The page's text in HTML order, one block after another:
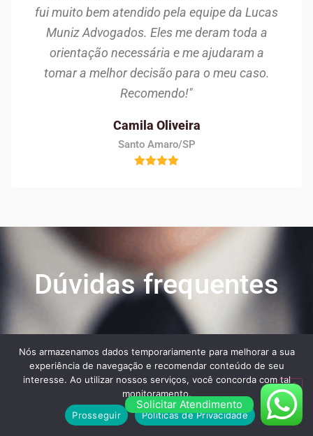
fui muito bem atendido pela equipe da Lucas
Muniz Advogados. Eles me deram toda a
orientação necessária e me ajudaram a
tomar a melhor decisão para o meu caso.
Recomendo!"
Camila Oliveira
Santo Amaro/SP
Dúvidas frequentes
clientes ao contratar os nossos serviços:
Solicitar Atendimento
Nós armazenamos dados temporariamente para melhorar a sua
experiência de navegação e recomendar conteúdo de seu
interesse. Ao utilizar nossos serviços, você concorda com tal
monitoramento.
Prosseguir
Políticas de Privacidade